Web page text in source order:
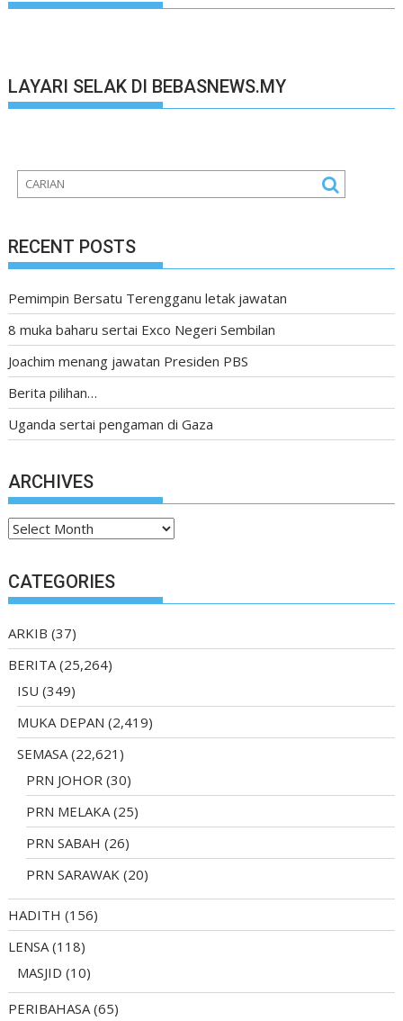
LAYARI SELAK DI BEBASNEWS.MY
RECENT POSTS
Pemimpin Bersatu Terengganu letak jawatan
8 muka baharu sertai Exco Negeri Sembilan
Joachim menang jawatan Presiden PBS
Berita pilihan…
Uganda sertai pengaman di Gaza
ARCHIVES
Archives
CATEGORIES
ARKIB (37)
BERITA (25,264)
ISU (349)
MUKA DEPAN (2,419)
SEMASA (22,621)
PRN JOHOR (30)
PRN MELAKA (25)
PRN SABAH (26)
PRN SARAWAK (20)
HADITH (156)
LENSA (118)
MASJID (10)
PERIBAHASA (65)